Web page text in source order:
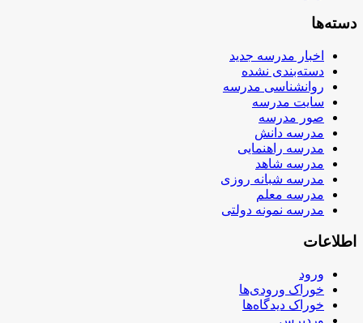
دسته‌ها
اخبار مدرسه جدید
دسته‌بندی نشده
روانشناسی مدرسه
سایت مدرسه
صور مدرسه
مدرسه دانش
مدرسه راهنمایی
مدرسه شاهد
مدرسه شبانه روزی
مدرسه معلم
مدرسه نمونه دولتی
اطلاعات
ورود
خوراک ورودی‌ها
خوراک دیدگاه‌ها
وردپرس